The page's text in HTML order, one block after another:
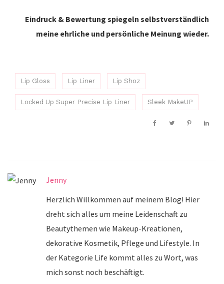
Eindruck & Bewertung spiegeln selbstverständlich
meine ehrliche und persönliche Meinung wieder.
Lip Gloss Lip Liner Lip Shoz
Locked Up Super Precise Lip Liner Sleek MakeUP
Jenny
Herzlich Willkommen auf meinem Blog! Hier
dreht sich alles um meine Leidenschaft zu
Beautythemen wie Makeup-Kreationen,
dekorative Kosmetik, Pflege und Lifestyle. In
der Kategorie Life kommt alles zu Wort, was
mich sonst noch beschäftigt.